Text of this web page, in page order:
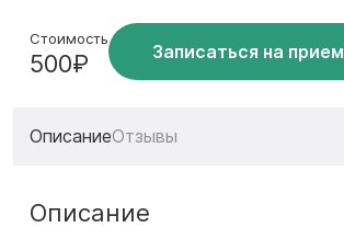
Стоимость
500₽ Записаться на прием
ОписаниеОтзывы
Описание